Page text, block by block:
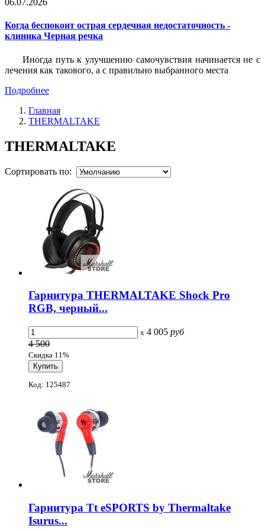
06.07.2026
Когда беспокоит острая сердечная недостаточность -
клиника Черная речка
Иногда путь к улучшению самочувствия начинается не с
лечения как такового, а с правильно выбранного места
Подробнее
Главная
THERMALTAKE
THERMALTAKE
Сортировать по:
Гарнитура THERMALTAKE Shock Pro
RGB, черный...
x 4 005 руб
4 500
Скидка 11%
Код: 125487
Гарнитура Tt eSPORTS by Thermaltake
Isurus...